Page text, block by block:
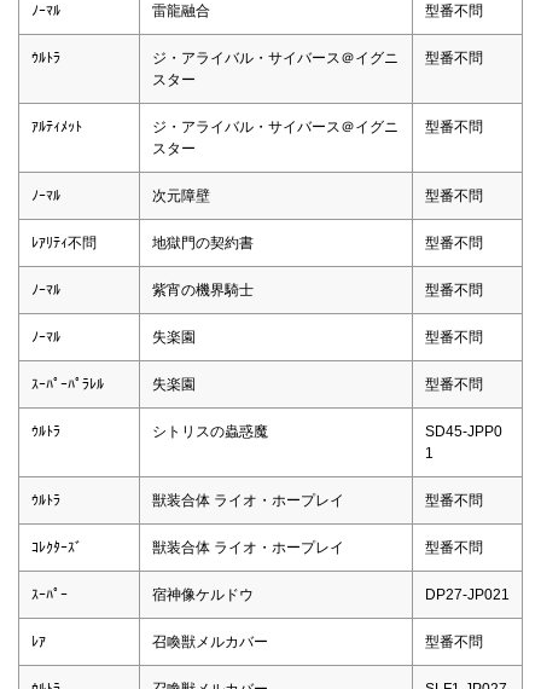
ﾉｰﾏﾙ 雷龍融合 型番不問
ｳﾙﾄﾗ
ジ・アライバル・サイバース＠イグニ
スター
型番不問
ｱﾙﾃｨﾒｯﾄ
ジ・アライバル・サイバース＠イグニ
スター
型番不問
ﾉｰﾏﾙ 次元障壁 型番不問
ﾚｱﾘﾃｨ不問 地獄門の契約書 型番不問
ﾉｰﾏﾙ 紫宵の機界騎士 型番不問
ﾉｰﾏﾙ 失楽園 型番不問
ｽｰﾊﾟｰﾊﾟﾗﾚﾙ 失楽園 型番不問
ｳﾙﾄﾗ シトリスの蟲惑魔
SD45-JPP0
1
ｳﾙﾄﾗ 獣装合体 ライオ・ホープレイ 型番不問
ｺﾚｸﾀｰｽﾞ 獣装合体 ライオ・ホープレイ 型番不問
ｽｰﾊﾟｰ 宿神像ケルドウ DP27-JP021
ﾚｱ 召喚獣メルカバー 型番不問